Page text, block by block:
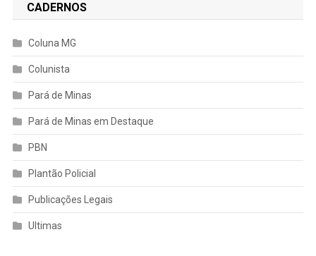
CADERNOS
Coluna MG
Colunista
Pará de Minas
Pará de Minas em Destaque
PBN
Plantão Policial
Publicações Legais
Ultimas